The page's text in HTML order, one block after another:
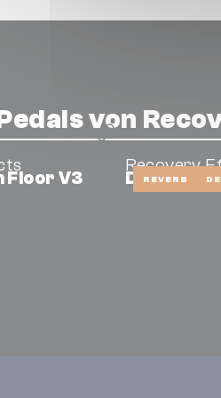
von
Floor V3 REVERB
Recovery
Dirty